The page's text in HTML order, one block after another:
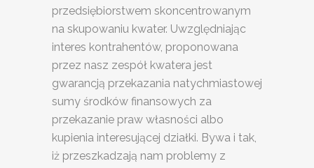
przedsiębiorstwem skoncentrowanym
na skupowaniu kwater. Uwzględniając
interes kontrahentów, proponowana
przez nasz zespół kwatera jest
gwarancją przekazania natychmiastowej
sumy środków finansowych za
przekazanie praw własności albo
kupienia interesującej działki. Bywa i tak,
iż przeszkadzają nam problemy z